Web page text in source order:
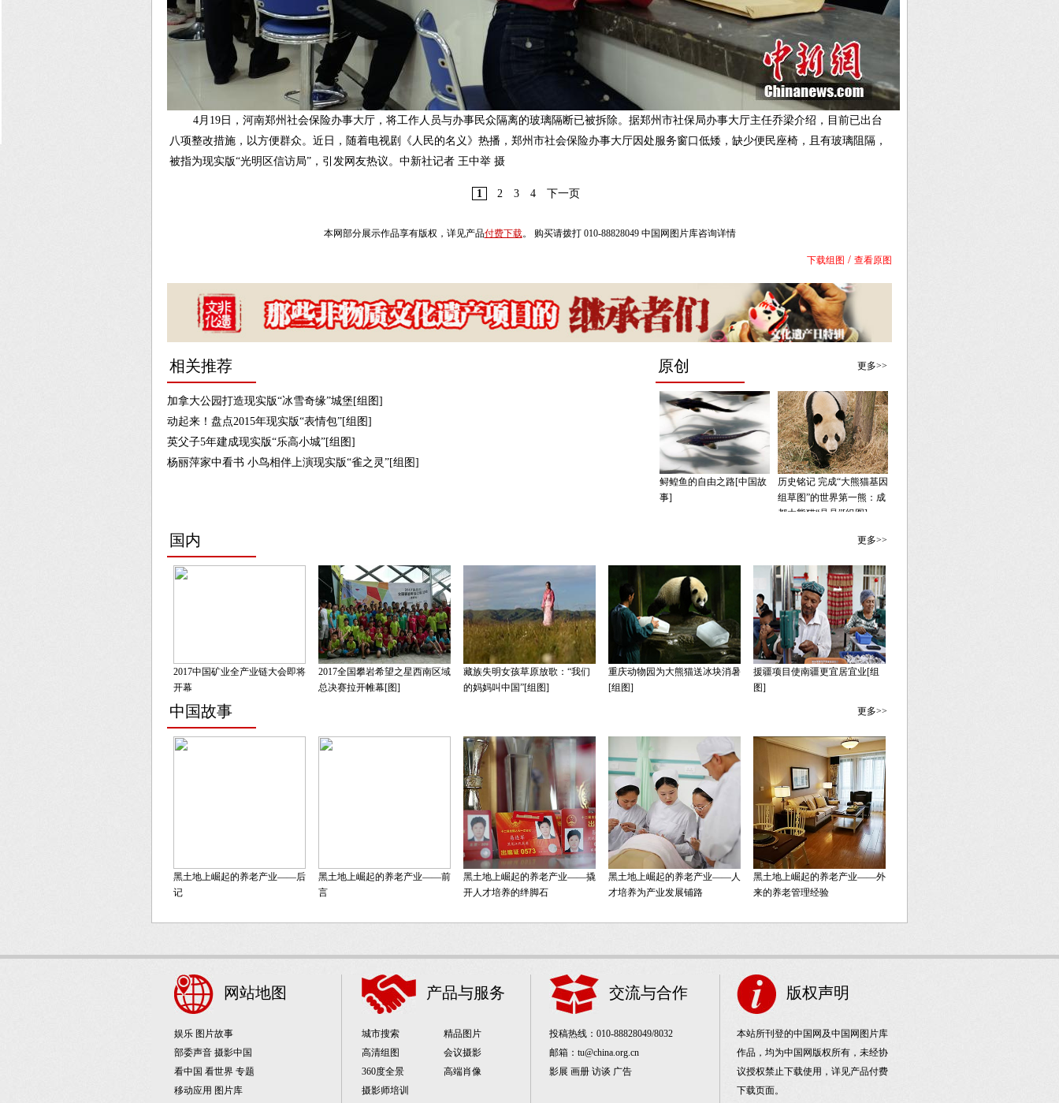
4月19日，河南郑州社会保险办事大厅，将工作人员与办事民众隔离的玻璃隔断已被拆除。据郑州市社保局办事大厅主任乔梁介绍，目前已出台
八项整改措施，以方便群众。近日，随着电视剧《人民的名义》热播，郑州市社会保险办事大厅因处服务窗口低矮，缺少便民座椅，且有玻璃阻隔，
被指为现实版“光明区信访局”，引发网友热议。中新社记者 王中举 摄
1 2 3 4 下一页
本网部分展示作品享有版权，详见产品付费下载。 购买请拨打 010-88828049 中国网图片库咨询详情
下载组图 / 查看原图
相关推荐
加拿大公园打造现实版“冰雪奇缘”城堡[组图]
动起来！盘点2015年现实版“表情包”[组图]
英父子5年建成现实版“乐高小城”[组图]
杨丽萍家中看书 小鸟相伴上演现实版“雀之灵”[组图]